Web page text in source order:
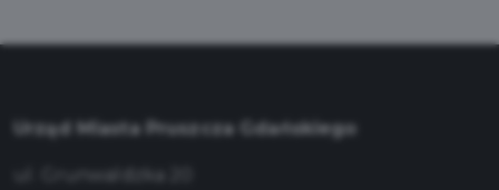
Urząd Miasta Pruszcza Gdańskiego